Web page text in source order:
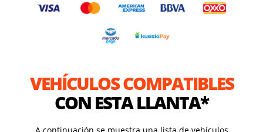
VEHÍCULOS COMPATIBLES
CON ESTA LLANTA*